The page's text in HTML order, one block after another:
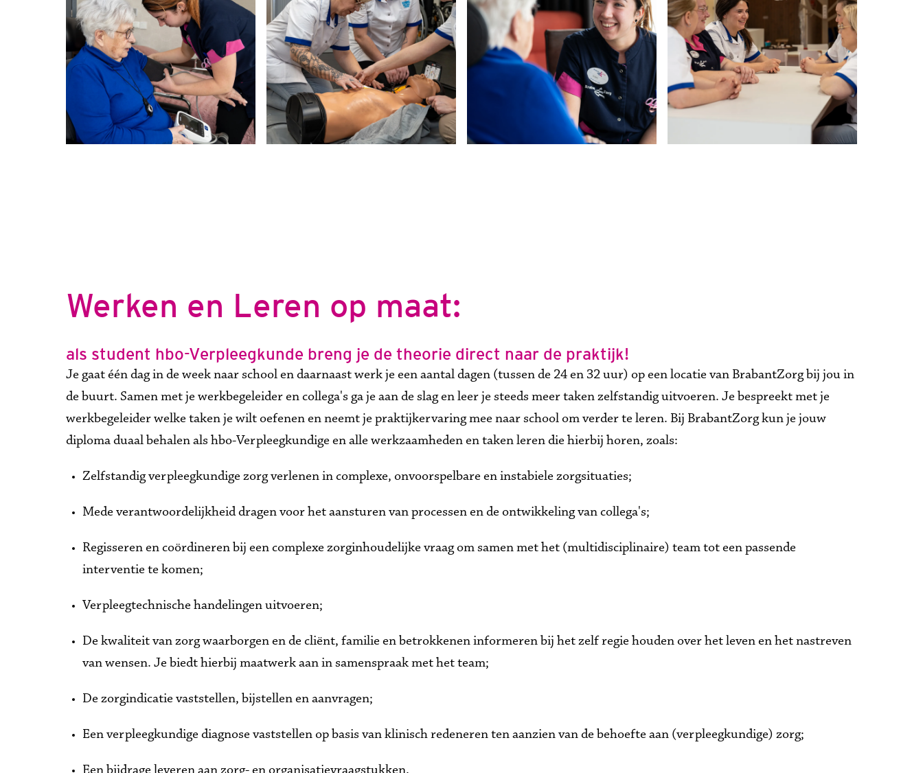
Werken en Leren op maat:
als student hbo-Verpleegkunde breng je de theorie direct naar de praktijk!
Je gaat één dag in de week naar school en daarnaast werk je een aantal dagen (tussen de 24 en 32 uur) op een locatie van BrabantZorg bij jou in
de buurt. Samen met je werkbegeleider en collega's ga je aan de slag en leer je steeds meer taken zelfstandig uitvoeren. Je bespreekt met je
werkbegeleider welke taken je wilt oefenen en neemt je praktijkervaring mee naar school om verder te leren. Bij BrabantZorg kun je jouw
diploma duaal behalen als hbo-Verpleegkundige en alle werkzaamheden en taken leren die hierbij horen, zoals:
Zelfstandig verpleegkundige zorg verlenen in complexe, onvoorspelbare en instabiele zorgsituaties;
Mede verantwoordelijkheid dragen voor het aansturen van processen en de ontwikkeling van collega's;
Regisseren en coördineren bij een complexe zorginhoudelijke vraag om samen met het (multidisciplinaire) team tot een passende
interventie te komen;
Verpleegtechnische handelingen uitvoeren;
De kwaliteit van zorg waarborgen en de cliënt, familie en betrokkenen informeren bij het zelf regie houden over het leven en het nastreven
van wensen. Je biedt hierbij maatwerk aan in samenspraak met het team;
De zorgindicatie vaststellen, bijstellen en aanvragen;
Een verpleegkundige diagnose vaststellen op basis van klinisch redeneren ten aanzien van de behoefte aan (verpleegkundige) zorg;
Een bijdrage leveren aan zorg- en organisatievraagstukken.